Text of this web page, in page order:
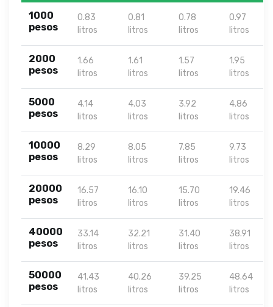
1000
pesos
0.83
litros
0.81
litros
0.78
litros
0.97
litros
2000
pesos
1.66
litros
1.61
litros
1.57
litros
1.95
litros
5000
pesos
4.14
litros
4.03
litros
3.92
litros
4.86
litros
10000
pesos
8.29
litros
8.05
litros
7.85
litros
9.73
litros
20000
pesos
16.57
litros
16.10
litros
15.70
litros
19.46
litros
40000
pesos
33.14
litros
32.21
litros
31.40
litros
38.91
litros
50000
pesos
41.43
litros
40.26
litros
39.25
litros
48.64
litros